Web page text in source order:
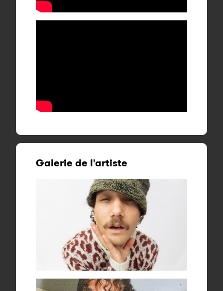
Galerie de l'artiste